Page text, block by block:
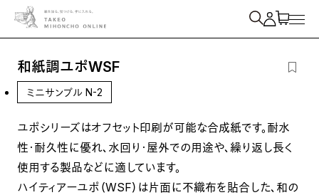
紙を検索
和紙調ユポWSF
ミニサンプル N-2
ユポシリーズはオフセット印刷が可能な合成紙です。耐水
性・耐久性に優れ、水回り・屋外での用途や、繰り返し長く
使用する製品などに適しています。
ハイティアーユポ（WSF）は片面に不織布を貼合した、和の